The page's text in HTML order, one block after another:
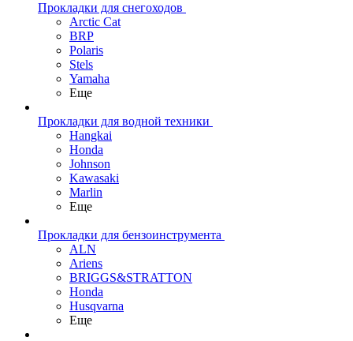
Прокладки для снегоходов
Arctic Cat
BRP
Polaris
Stels
Yamaha
Еще
Прокладки для водной техники
Hangkai
Honda
Johnson
Kawasaki
Marlin
Еще
Прокладки для бензоинструмента
ALN
Ariens
BRIGGS&STRATTON
Honda
Husqvarna
Еще